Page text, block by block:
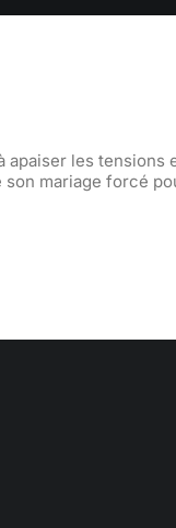
les
mariage forcé